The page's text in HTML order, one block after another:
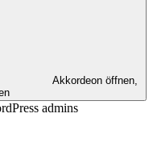
Akkordeon öffnen,
admins